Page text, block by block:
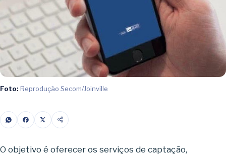
Foto: Reprodução Secom/Joinville
O objetivo é oferecer os serviços de captação,